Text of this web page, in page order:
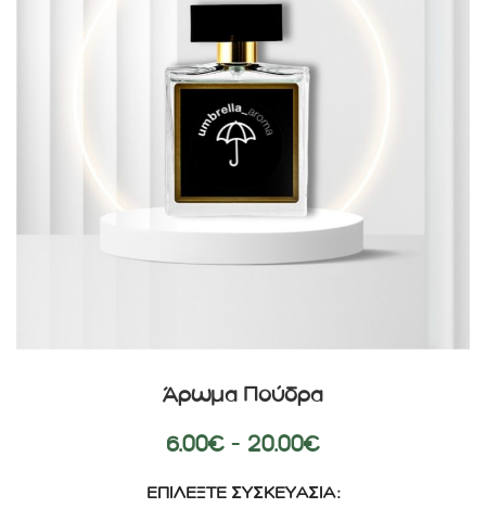
Άρωμα Πούδρα
6.00€ – 20.00€
ΕΠΙΛΈΞΤΕ ΣΥΣΚΕΥΑΣΊΑ